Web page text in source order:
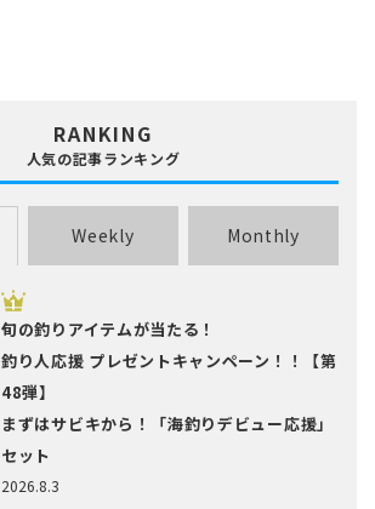
RANKING
人気の記事ランキング
Weekly Monthly
2026.8.3
旬の釣りアイテムが当たる！
釣り人応援 プレゼントキャンペーン！！【第
48弾】
まずはサビキから！「海釣りデビュー応援」
セット